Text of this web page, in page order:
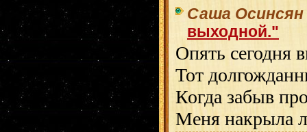
Саша Осинсян
выходной."
Опять сегодня
Тот
Когда забыв
Меня накрыла